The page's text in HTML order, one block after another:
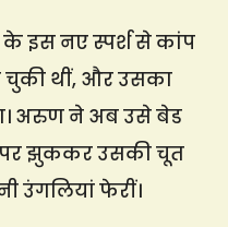
इस नए स्पर्श से कांप
चुकी थीं, और उसका
अरुण ने अब उसे बेड
झुककर उसकी चूत
उंगलियां फेरीं।